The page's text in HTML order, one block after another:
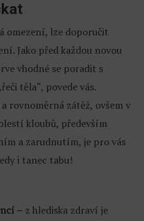
omezení, lze doporučit
Jako před každou novou
vhodné se poradit s
těla“, povede vás.
rovnoměrná zátěž, ovšem v
kloubů, především
a zarudnutím, je pro vás
i tanec tabu!
– z hlediska zdraví je